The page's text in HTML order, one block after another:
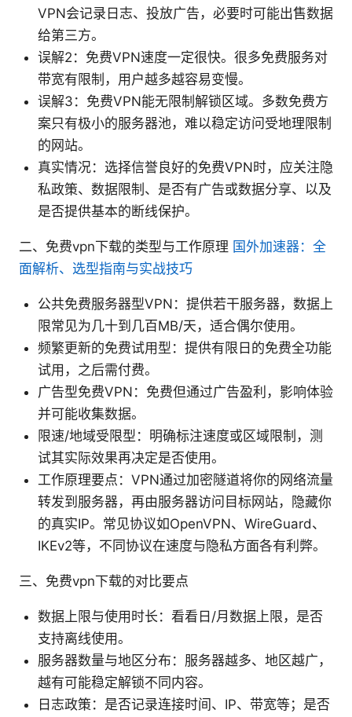
VPN会记录日志、投放广告，必要时可能出售数据
给第三方。
误解2：免费VPN速度一定很快。很多免费服务对
带宽有限制，用户越多越容易变慢。
误解3：免费VPN能无限制解锁区域。多数免费方
案只有极小的服务器池，难以稳定访问受地理限制
的网站。
真实情况：选择信誉良好的免费VPN时，应关注隐
私政策、数据限制、是否有广告或数据分享、以及
是否提供基本的断线保护。
二、免费vpn下载的类型与工作原理 国外加速器：全
面解析、选型指南与实战技巧
公共免费服务器型VPN：提供若干服务器，数据上
限常见为几十到几百MB/天，适合偶尔使用。
频繁更新的免费试用型：提供有限日的免费全功能
试用，之后需付费。
广告型免费VPN：免费但通过广告盈利，影响体验
并可能收集数据。
限速/地域受限型：明确标注速度或区域限制，测
试其实际效果再决定是否使用。
工作原理要点：VPN通过加密隧道将你的网络流量
转发到服务器，再由服务器访问目标网站，隐藏你
的真实IP。常见协议如OpenVPN、WireGuard、
IKEv2等，不同协议在速度与隐私方面各有利弊。
三、免费vpn下载的对比要点
数据上限与使用时长：看看日/月数据上限，是否
支持离线使用。
服务器数量与地区分布：服务器越多、地区越广，
越有可能稳定解锁不同内容。
日志政策：是否记录连接时间、IP、带宽等；是否